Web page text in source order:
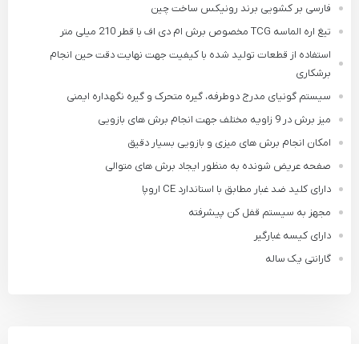
فارسی بر کشویی برند رونیکس ساخت چین
تیغ اره الماسه TCG مخصوص برش ام دی اف با قطر 210 میلی متر
استفاده از قطعات تولید شده با کیفیت جهت نهایت دقت حین انجام
برشکاری
سیستم گونیای مدرج دوطرفه، گیره متحرک و گیره نگهداره ایمنی
میز برش در 9 زاویه مختلف جهت انجام برش های بازویی
امکان انجام برش های میزی و بازویی بسیار دقیق
صفحه عریض شونده به منظور ایجاد برش های متوالی
دارای کلید ضد غبار مطابق با استاندارد CE اروپا
مجهز به سیستم قفل کن پیشرفته
دارای کیسه غبارگیر
گارانتی یک ساله